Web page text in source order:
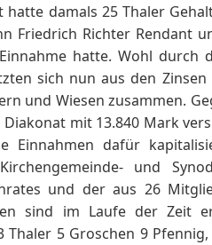
hatte damals 25 Thaler
Friedrich Richter Rendant
hatte. Wohl durch
sich nun aus den
und Wiesen zusammen.
Diakonat mit 13.840 Mark
Einnahmen dafür
Kirchengemeinde- und
und der aus 26
sind im Laufe der Zeit
Thaler 5 Groschen 9